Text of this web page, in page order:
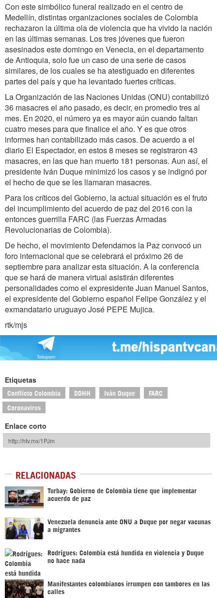
Con este simbólico funeral realizado en el centro de
Medellín, distintas organizaciones sociales de Colombia
rechazaron la última ola de violencia que ha vivido la nación
en las últimas semanas. Los tres jóvenes que fueron
asesinados este domingo en Venecia, en el departamento
de Antioquia, solo fue un caso de una serie de casos
similares, de los cuales se ha atestiguado en diferentes
partes del país y que ha levantado fuertes críticas.
La Organización de las Naciones Unidas (ONU) contabilizó
36 masacres el año pasado, es decir, en promedio tres al
mes. En 2020, el número ya es mayor aún cuando faltan
cuatro meses para que finalice el año. Y es que otros
informes han contabilizado más casos. De acuerdo a el
diario El Espectador, en estos 8 meses se registraron 43
masacres, en las que han muerto 181 personas. Aun así, el
presidente Iván Duque minimizó los casos y se indignó por
el hecho de que se les llamaran masacres.
Para los críticos del Gobierno, la actual situación es el fruto
del incumplimiento del acuerdo de paz del 2016 con la
entonces guerrilla FARC (las Fuerzas Armadas
Revolucionarias de Colombia).
De hecho, el movimiento Defendamos la Paz convocó un
foro internacional que se celebrará el próximo 26 de
septiembre para analizar esta situación. A la conferencia
que se hará de manera virtual asistirán diferentes
personalidades como el expresidente Juan Manuel Santos,
el expresidente del Gobierno español Felipe González y el
exmandatario uruguayo José PEPE Mujica.
rtk/mjs
Etiquetas
Conflicto Colombia DDHH Iván Duque FARC
Coronavirus
Enlace corto
RELACIONADAS
Turbay: Gobierno de Colombia tiene que implementar
acuerdo de paz
Venezuela denuncia ante ONU a Duque por negar vacunas
a migrantes
Rodrígues: Colombia está hundida en violencia y Duque
no hace nada
Manifestantes colombianos irrumpen con tambores en las
calles